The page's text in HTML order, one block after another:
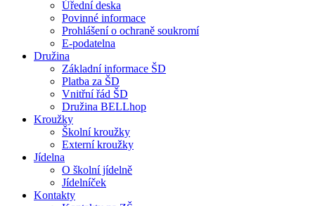
Úřední deska
Povinné informace
Prohlášení o ochraně soukromí
E-podatelna
Družina
Základní informace ŠD
Platba za ŠD
Vnitřní řád ŠD
Družina BELLhop
Kroužky
Školní kroužky
Externí kroužky
Jídelna
O školní jídelně
Jídelníček
Kontakty